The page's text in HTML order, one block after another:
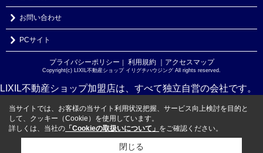
お問い合わせ
PCサイト
プライバシーポリシー ｜ 利用規約 ｜アクセスマップ
Copyright(c) LIXIL不動産ショップ イリグチハウジング All rights reserved.
LIXIL不動産ショップ加盟店は、すべて独立自営の会社です。
当サイトでは、お客様の当サイト利用状況把握、サービス向上検討を目的と
して、クッキー（Cookie）を使用しています。
詳しくは、当社の 「Cookieの取扱いについて」 をご確認ください。
閉じる